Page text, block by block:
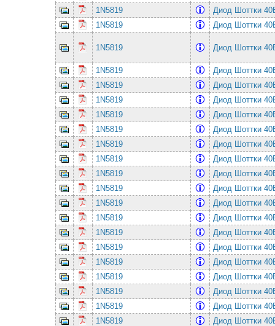
1N5819
Диод Шоттки
1N5819
Диод Шоттки
1N5819 Диод Шоттки
1N5819
Диод Шоттки
1N5819
Диод Шоттки
1N5819
Диод Шоттки
1N5819
Диод Шоттки
1N5819
Диод Шоттки
1N5819
Диод Шоттки
1N5819
Диод Шоттки
1N5819
Диод Шоттки
1N5819
Диод Шоттки
1N5819
Диод Шоттки
1N5819
Диод Шоттки
1N5819
Диод Шоттки
1N5819
Диод Шоттки
1N5819
Диод Шоттки
1N5819
Диод Шоттки
1N5819
Диод Шоттки
1N5819
Диод Шоттки
1N5819
Диод Шоттки